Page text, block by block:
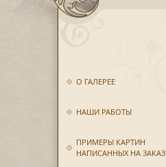
О ГАЛЕРЕЕ
НАШИ РАБОТЫ
ПРИМЕРЫ КАРТИН
НАПИСАННЫХ НА ЗАКАЗ